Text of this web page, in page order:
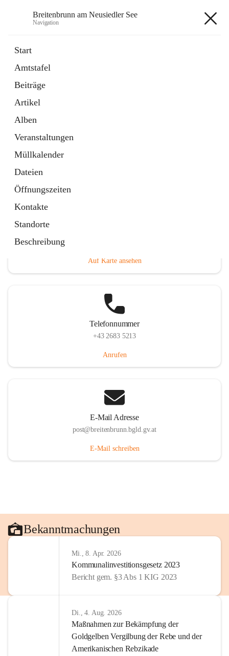
Breitenbrunn am Neusiedler See
Navigation
Start
Amtstafel
Beiträge
Artikel
Alben
Veranstaltungen
Müllkalender
Dateien
Öffnungszeiten
Kontakte
Standorte
Beschreibung
18 Schnellzugriffe
Gemeindeservice
Auf Karte ansehen
Telefonnummer
+43 2683 5213
Anrufen
E-Mail Adresse
post@breitenbrunn.bgld.gv.at
E-Mail schreiben
Bekanntmachungen
Mi., 8. Apr. 2026
Kommunalinvestitionsgesetz 2023
Bericht gem. §3 Abs 1 KIG 2023
Di., 4. Aug. 2026
Maßnahmen zur Bekämpfung der
Goldgelben Vergilbung der Rebe und der
Amerikanischen Rebzikade